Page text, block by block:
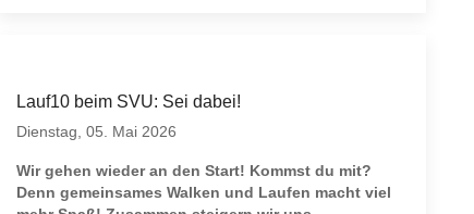
Lauf10 beim SVU: Sei dabei!
Dienstag, 05. Mai 2026
Wir gehen wieder an den Start! Kommst du mit?
Denn gemeinsames Walken und Laufen macht viel